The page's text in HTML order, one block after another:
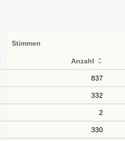
Stimmen
Anzahl
837
332
2
330